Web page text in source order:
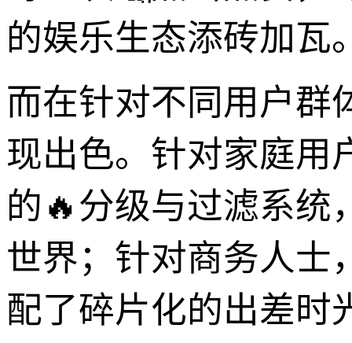
的娱乐生态添砖加瓦
而在针对不同用户群
现出色。针对家庭用
的🔥分级与过滤系统
世界；针对商务人士
配了碎片化的出差时